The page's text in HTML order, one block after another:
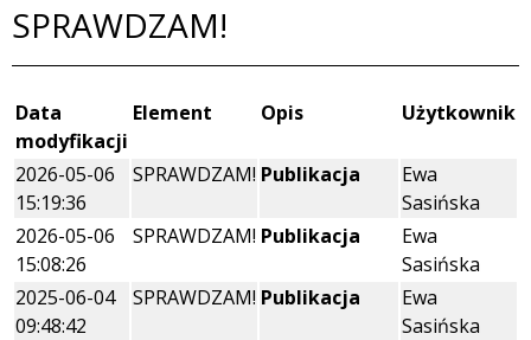
SPRAWDZAM!
Data
modyfikacji
Element Opis Użytkownik
2026-05-06
15:19:36
SPRAWDZAM! Publikacja
Ewa
Sasińska
2026-05-06
15:08:26
SPRAWDZAM! Publikacja
Ewa
Sasińska
2025-06-04
09:48:42
SPRAWDZAM! Publikacja
Ewa
Sasińska